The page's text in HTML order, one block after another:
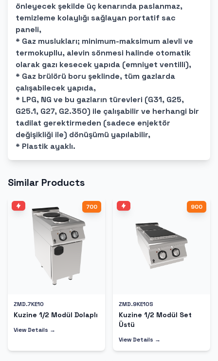
önleyecek şekilde üç kenarında paslanmaz,
temizleme kolaylığı sağlayan portatif sac
paneli,
* Gaz muslukları; minimum-maksimum alevli ve
termokupllu, alevin sönmesi halinde otomatik
olarak gazı kesecek yapıda (emniyet ventilli),
* Gaz brülörü boru şeklinde, tüm gazlarda
çalışabilecek yapıda,
* LPG, NG ve bu gazların türevleri (G31, G25,
G25.1, G27, G2.350) ile çalışabilir ve herhangi bir
tadilat gerektirmeden (sadece enjektör
değişikliği ile) dönüşümü yapılabilir,
* Plastik ayaklı.
Similar Products
700
ZMD.7KE10
Kuzine 1/2 Modül Dolaplı
View Details →
900
ZMD.9KE10S
Kuzine 1/2 Modül Set
Üstü
View Details →